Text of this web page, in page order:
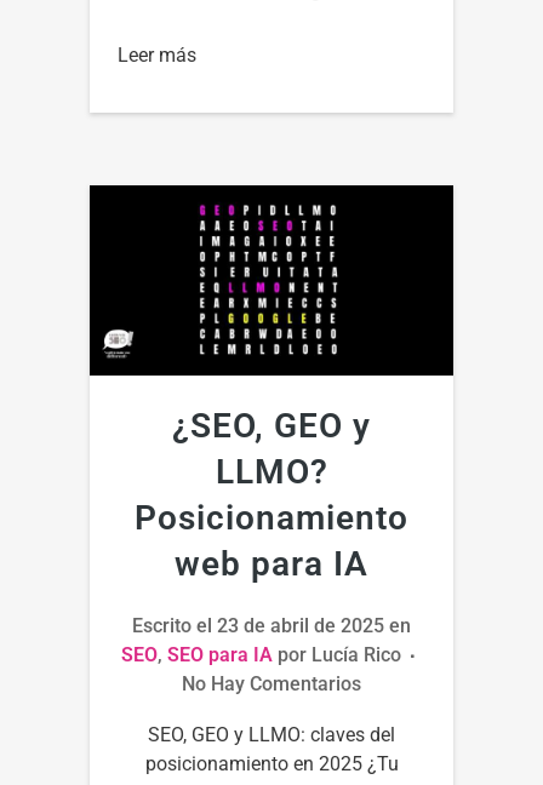
Leer más
¿SEO, GEO y
LLMO?
Posicionamiento
web para IA
Escrito el 23 de abril de 2025 en
SEO, SEO para IA por Lucía Rico
No Hay Comentarios
SEO, GEO y LLMO: claves del
posicionamiento en 2025 ¿Tu